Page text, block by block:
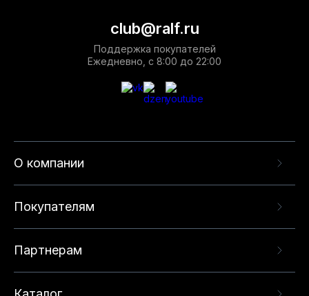
О компании
Покупателям
Партнерам
club@ralf.ru
Поддержка покупателей
Ежедневно, с 8:00 до 22:00